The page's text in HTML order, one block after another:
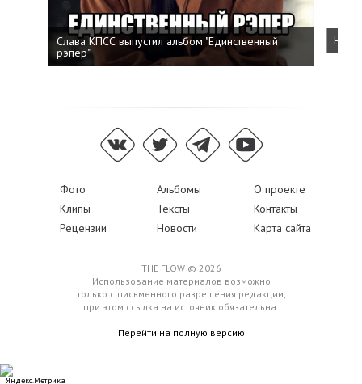
Слава КПСС выпустил альбом "Единственный
рэпер"
Фото Альбомы
О проекте
Клипы
Тексты
Контакты
Рецензии
Новости Карта сайта
THE FLOW © 2026
Использование материалов возможно
только с письменного разрешения редакции,
при этом ссылка на источник обязательна.
Перейти на полную версию